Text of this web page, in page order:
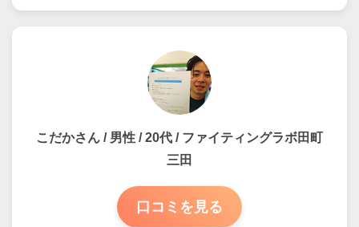
こだかさん / 男性 / 20代 / ファイティングラボ田町
三田
口コミを見る